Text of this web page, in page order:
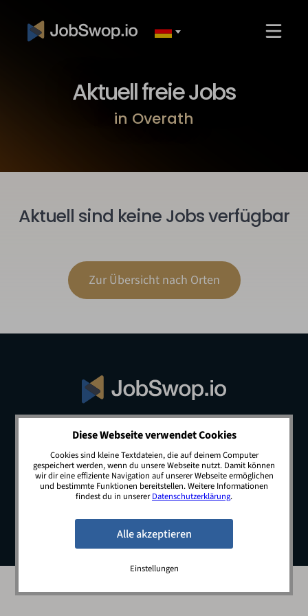
Aktuell freie Jobs
in Overath
Aktuell sind keine Jobs verfügbar
Zur Übersicht nach Orten
© 2026 JobSwop.io · All rights reserved.
Blog Jobs Newsletter
Kontakt
Preise
Impressum Datenschutz
Diese Webseite verwendet Cookies
Cookies sind kleine Textdateien, die auf deinem Computer
gespeichert werden, wenn du unsere Webseite nutzt. Damit können
wir dir eine effiziente Navigation auf unserer Webseite ermöglichen
und bestimmte Funktionen bereitstellen. Weitere Informationen
findest du in unsererDatenschutzerklärung.
Einstellungen